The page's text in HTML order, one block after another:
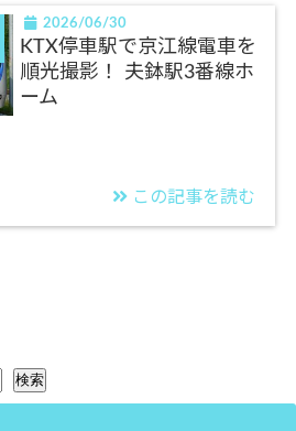
2026/06/30
KTX停車駅で京江線電車を
順光撮影！ 夫鉢駅3番線ホ
ーム
この記事を読む
検索